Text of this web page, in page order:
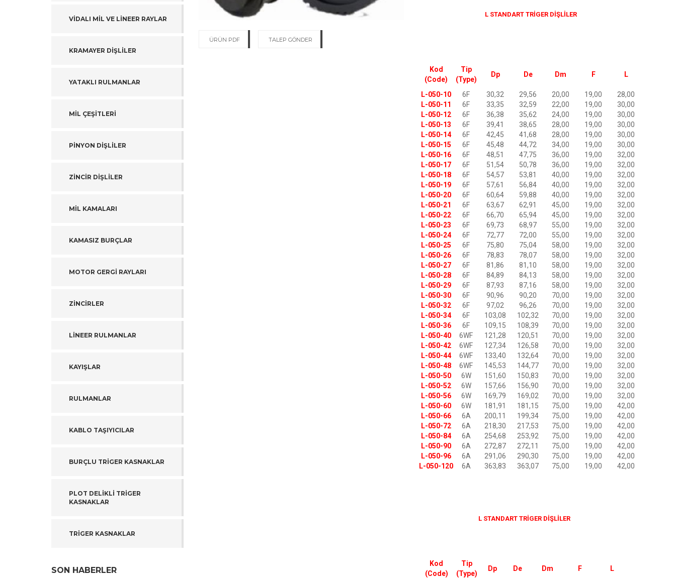
PLOT DELİKLİ TRİGER KASNAKLAR
VİDALI MİL VE LİNEER RAYLAR
KRAMAYER DİŞLİLER
YATAKLI RULMANLAR
MİL ÇEŞİTLERİ
PİNYON DİŞLİLER
ZİNCİR DİŞLİLER
MİL KAMALARI
KAMASIZ BURÇLAR
MOTOR GERGİ RAYLARI
ZİNCİRLER
LİNEER RULMANLAR
KAYIŞLAR
RULMANLAR
KABLO TAŞIYICILAR
BURÇLU TRİGER KASNAKLAR
PLOT DELİKLİ TRİGER
KASNAKLAR
TRİGER KASNAKLAR
SON HABERLER
ÜRÜN PDF TALEP GÖNDER
L STANDART TRİGER DİŞLİLER
Kod
(Code)
Tip
(Type)
Dp De Dm F L
L-050-10 6F 30,32 29,56 20,00 19,00
28,00
L-050-11
6F 33,35 32,59 22,00 19,00
30,00
L-050-12
6F 36,38 35,62 24,00 19,00
30,00
L-050-13
6F 39,41 38,65 28,00 19,00
30,00
L-050-14
6F 42,45 41,68 28,00 19,00
30,00
L-050-15
6F 45,48 44,72 34,00 19,00
30,00
L-050-16
6F 48,51 47,75 36,00 19,00
32,00
L-050-17
6F 51,54 50,78 36,00 19,00
32,00
L-050-18
6F 54,57 53,81 40,00 19,00
32,00
L-050-19
6F 57,61 56,84 40,00 19,00
32,00
L-050-20
6F 60,64 59,88 40,00 19,00
32,00
L-050-21
6F 63,67 62,91 45,00 19,00
32,00
L-050-22
6F 66,70 65,94 45,00 19,00
32,00
L-050-23
6F 69,73 68,97 55,00 19,00
32,00
L-050-24
6F 72,77 72,00 55,00 19,00
32,00
L-050-25
6F 75,80 75,04 58,00 19,00
32,00
L-050-26
6F 78,83 78,07 58,00 19,00
32,00
L-050-27
6F 81,86 81,10 58,00 19,00
32,00
L-050-28
6F 84,89 84,13 58,00 19,00
32,00
L-050-29
6F 87,93 87,16 58,00 19,00
32,00
L-050-30
6F 90,96 90,20 70,00 19,00
32,00
L-050-32
6F 97,02 96,26 70,00 19,00
32,00
L-050-34
6F 103,08 102,32 70,00 19,00
32,00
L-050-36
6F 109,15 108,39 70,00 19,00
32,00
L-050-40
6WF 121,28 120,51 70,00 19,00
32,00
L-050-42
6WF 127,34 126,58 70,00 19,00
32,00
L-050-44
6WF 133,40 132,64 70,00 19,00
32,00
L-050-48
6WF 145,53 144,77 70,00 19,00
32,00
L-050-50
6W 151,60 150,83 70,00 19,00
32,00
L-050-52
6W 157,66 156,90 70,00 19,00
32,00
L-050-56
6W 169,79 169,02 70,00 19,00
32,00
L-050-60
6W 181,91 181,15 75,00 19,00
42,00
L-050-66
6A 200,11 199,34 75,00 19,00
42,00
L-050-72
6A 218,30 217,53 75,00 19,00
42,00
L-050-84
6A 254,68 253,92 75,00 19,00
42,00
L-050-90
6A 272,87 272,11 75,00 19,00
42,00
L-050-96
6A 291,06 290,30 75,00 19,00
42,00
L-050-120
6A 363,83 363,07 75,00 19,00 42,00
L STANDART TRİGER DİŞLİLER
Kod
(Code)
Tip
(Type)
Dp De Dm F L